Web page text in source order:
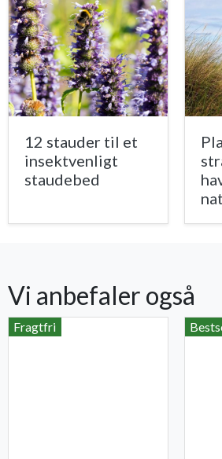
12 stauder til et
insektvenligt
staudebed
Vi anbefaler også
Fragtfri